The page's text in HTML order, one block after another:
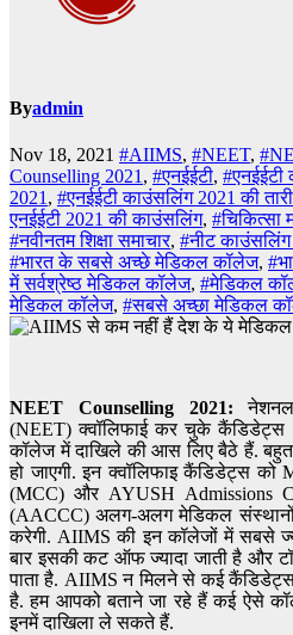
Byadmin
Nov 18, 2021 #AIIMS, #NEET,
Counselling 2021, #एनईईटी, #एनईईटी
2021, #एनईईटी काउंसलिंग 2021 की
एनईईटी 2021 की काउंसलिंग, #चिकित्सा
#नवीनतम शिक्षा समाचार, #नीट काउंसलिंग
#भारत के सबसे अच्छे मेडिकल कॉलेज,
में सर्वश्रेष्ठ मेडिकल कॉलेज, #मेडिकल
मेडिकल कॉलेज, #सबसे अच्छा मेडिकल
NEET Counselling 2021: नेशनल
(NEET) क्वॉलिफाई कर चुके
कॉलेज में दाखिले की आस लिए बैठे हैं.
हो जाएगी. इन क्वॉलिफाइ कैंडिडेट्स को
(MCC) और AYUSH Admissions
(AACCC) अलग-अलग मेडिकल
करेगी. AIIMS की इन कॉलेजों में सबसे
बार इसकी कट ऑफ ज्यादा जाती है और
पाता है. AIIMS न मिलने से कई कैंडिडेट्स
है. हम आपको बताने जा रहे हैं कई ऐसे
इनमें दाखिला ले सकते हैं.